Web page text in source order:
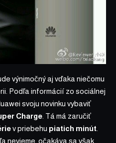
výnimočný aj vďaka niečomu
Podľa informácií zo sociálnej
svoju novinku vybaviť
Charge . Tá má zaručiť
v priebehu piatich minút
nevieme, očakáva sa však